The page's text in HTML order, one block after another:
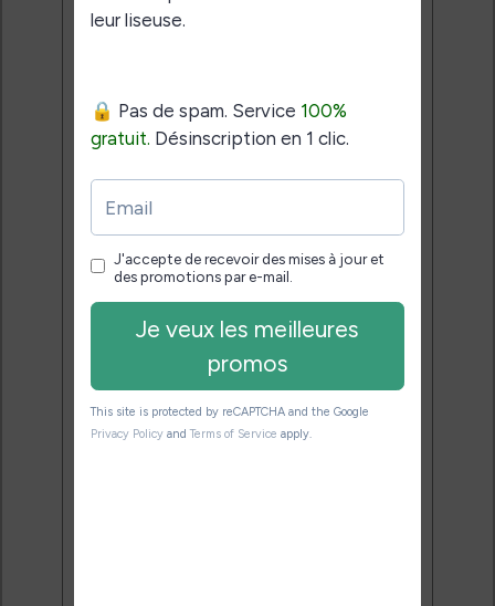
promo liseuse !
reçoivent chaque mois les
meilleures promos + conseils
pour bien choisir et utiliser leur
liseuse.
Service 100% gratuit.
Désinscription en 1 clic.
Email:
J'accepte de recevoir des
mises à jour et des promotions